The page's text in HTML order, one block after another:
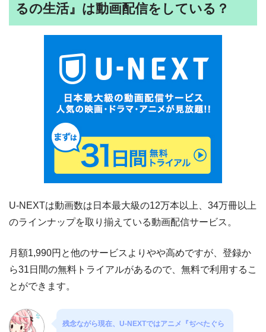
るの生活』は動画配信をしている？
U-NEXTは動画数は日本最大級の12万本以上、34万冊以上
のラインナップを取り揃えている動画配信サービス。
月額1,990円と他のサービスよりやや高めですが、登録か
ら31日間の無料トライアルがあるので、無料で利用するこ
とができます。
残念ながら現在、U-NEXTではアニメ『ぢべたぐら